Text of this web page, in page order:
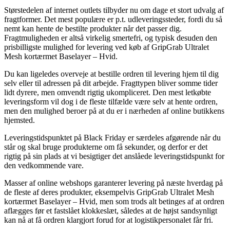
Størstedelen af internet outlets tilbyder nu om dage et stort udvalg af
fragtformer. Det mest populære er p.t. udleveringssteder, fordi du så
nemt kan hente de bestilte produkter når det passer dig.
Fragtmuligheden er altså virkelig smertefri, og typisk desuden den
prisbilligste mulighed for levering ved køb af GripGrab Ultralet
Mesh kortærmet Baselayer – Hvid.
Du kan ligeledes overveje at bestille ordren til levering hjem til dig
selv eller til adressen på dit arbejde. Fragttypen bliver somme tider
lidt dyrere, men omvendt rigtig ukompliceret. Den mest letkøbte
leveringsform vil dog i de fleste tilfælde være selv at hente ordren,
men den mulighed beroer på at du er i nærheden af online butikkens
hjemsted.
Leveringstidspunktet på Black Friday er særdeles afgørende når du
står og skal bruge produkterne om få sekunder, og derfor er det
rigtig på sin plads at vi besigtiger det anslåede leveringstidspunkt for
den vedkommende vare.
Masser af online webshops garanterer levering på næste hverdag på
de fleste af deres produkter, eksempelvis GripGrab Ultralet Mesh
kortærmet Baselayer – Hvid, men som trods alt betinges af at ordren
aflægges før et fastslået klokkeslæt, således at de højst sandsynligt
kan nå at få ordren klargjort forud for at logistikpersonalet får fri.